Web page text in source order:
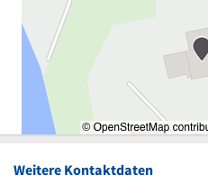
Weitere Kontaktdaten